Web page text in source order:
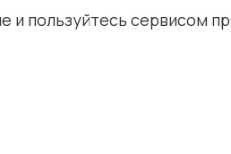
и пользуйтесь сервисом